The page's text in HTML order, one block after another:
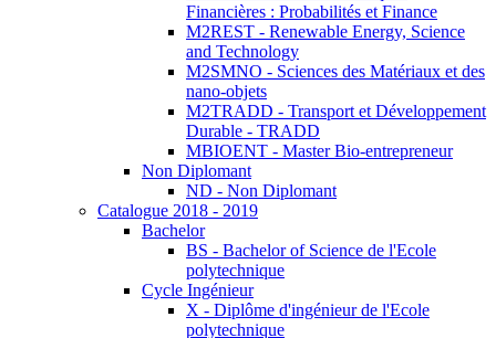
Financières : Probabilités et Finance
M2REST - Renewable Energy, Science
and Technology
M2SMNO - Sciences des Matériaux et des
nano-objets
M2TRADD - Transport et Développement
Durable - TRADD
MBIOENT - Master Bio-entrepreneur
Non Diplomant
ND - Non Diplomant
Catalogue 2018 - 2019
Bachelor
BS - Bachelor of Science de l'Ecole
polytechnique
Cycle Ingénieur
X - Diplôme d'ingénieur de l'Ecole
polytechnique